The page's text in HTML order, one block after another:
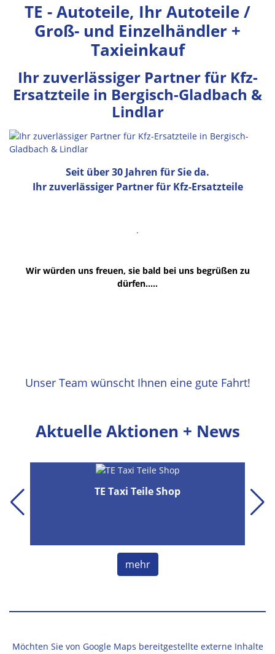
TE - Autoteile, Ihr Autoteile /
Groß- und Einzelhändler +
Taxieinkauf
Ihr zuverlässiger Partner für Kfz-
Ersatzteile in Bergisch-Gladbach &
Lindlar
Seit über 30 Jahren für Sie da.
Ihr zuverlässiger Partner für Kfz-Ersatzteile
.
Wir würden uns freuen, sie bald bei uns begrüßen zu
dürfen.....
Unser Team wünscht Ihnen eine gute Fahrt!
Aktuelle Aktionen + News
TE Taxi Teile Shop
mehr
Möchten Sie von Google Maps bereitgestellte externe Inhalte